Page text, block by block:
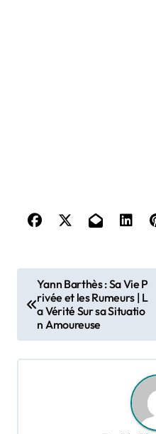
o
t
Yann Barthès : Sa Vie P
rivée et les Rumeurs | L
a Vérité Sur sa Situatio
n Amoureuse